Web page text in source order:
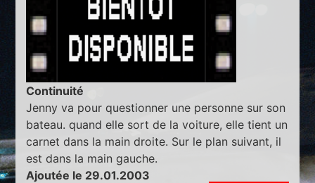
Continuité
Jenny va pour questionner une personne sur son
bateau. quand elle sort de la voiture, elle tient un
carnet dans la main droite. Sur le plan suivant, il
est dans la main gauche.
Ajoutée le 29.01.2003